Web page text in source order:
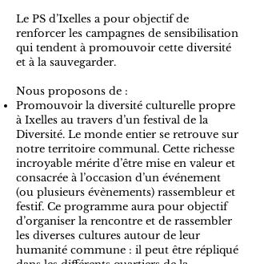
Le PS d’Ixelles a pour objectif de
renforcer les campagnes de sensibilisation
qui tendent à promouvoir cette diversité
et à la sauvegarder.
Nous proposons de :
Promouvoir la diversité culturelle propre
à Ixelles au travers d’un festival de la
Diversité. Le monde entier se retrouve sur
notre territoire communal. Cette richesse
incroyable mérite d’être mise en valeur et
consacrée à l’occasion d’un événement
(ou plusieurs évènements) rassembleur et
festif. Ce programme aura pour objectif
d’organiser la rencontre et de rassembler
les diverses cultures autour de leur
humanité commune : il peut être répliqué